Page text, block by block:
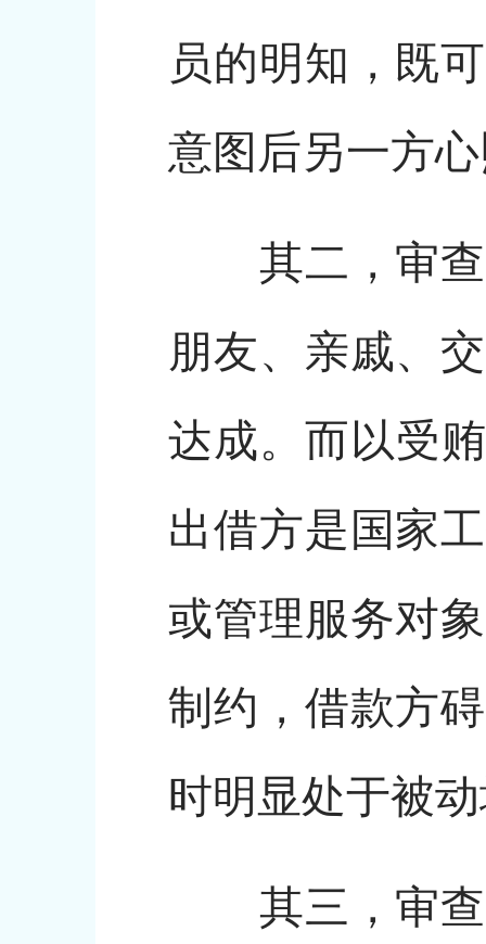
员的明知，既
意图后另一方
其二，审查
朋友、亲戚、
达成。而以受
出借方是国家
或管理服务对
制约，借款方
时明显处于被
其三，审查